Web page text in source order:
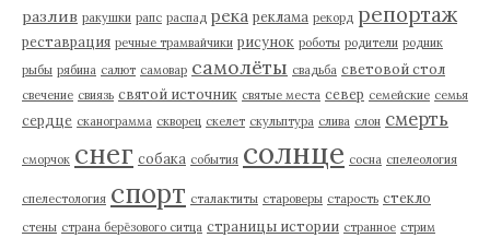
разлив ракушки рапс распад река реклама рекорд репортаж
реставрация речные трамвайчики рисунок роботы родители родник
рыбы рябина салют самовар самолёты свадьба световой стол
свечение свиязь святой источник святые места север семейские семья
сердце сканограмма скворец скелет скульптура слива слон смерть
сморчок снег собака события солнце сосна спелеология
спелестология спорт сталактиты староверы старость стекло
стены страна берёзового ситца страницы истории странное стрим